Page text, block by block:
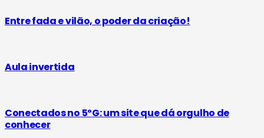
Entre fada e vilão, o poder da criação!
Aula invertida
Conectados no 5ºG: um site que dá orgulho de
conhecer